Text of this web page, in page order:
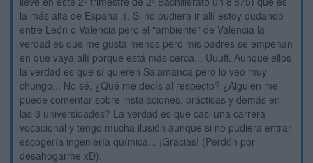
la más alta de España :(. Si no pudiera ir allí estoy dudando
entre León o Valencia pero el "ambiente" de Valencia la
verdad es que me gusta menos pero mis padres se empeñan
en que vaya allí porque está más cerca... Uuuff. Aunque ellos
la verdad es que sí quieren Salamanca pero lo veo muy
chungo... No sé. ¿Qué me decís al respecto? ¿Alguien me
puede comentar sobre instalaciones, prácticas y demás en
las 3 universidades? La verdad es que casi una carrera
vocacional y tengo mucha ilusión aunque si no pudiera entrar
escogería ingeniería química... ¡Gracias! (Perdón por
desahogarme xD).